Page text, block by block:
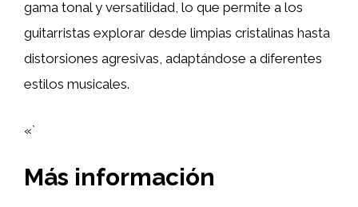
gama tonal y versatilidad, lo que permite a los
guitarristas explorar desde limpias cristalinas hasta
distorsiones agresivas, adaptándose a diferentes
estilos musicales.
«`
Más información